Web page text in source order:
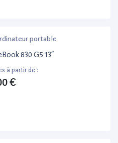
portable
830 G5 13”
à partir de :
€